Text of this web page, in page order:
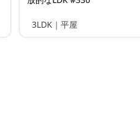
3LDK｜平屋